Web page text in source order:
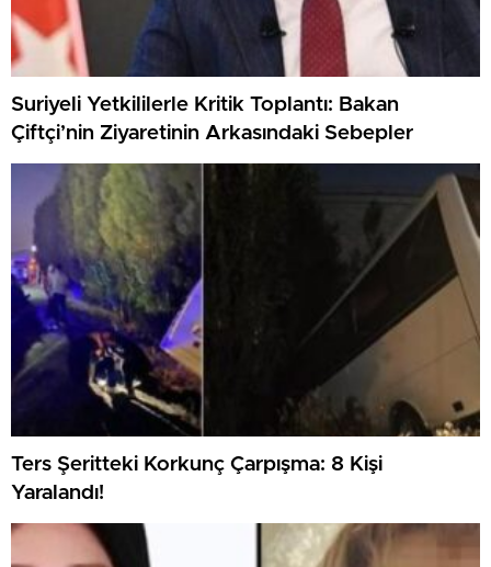
Suriyeli Yetkililerle Kritik Toplantı: Bakan
Çiftçi’nin Ziyaretinin Arkasındaki Sebepler
Ters Şeritteki Korkunç Çarpışma: 8 Kişi
Yaralandı!